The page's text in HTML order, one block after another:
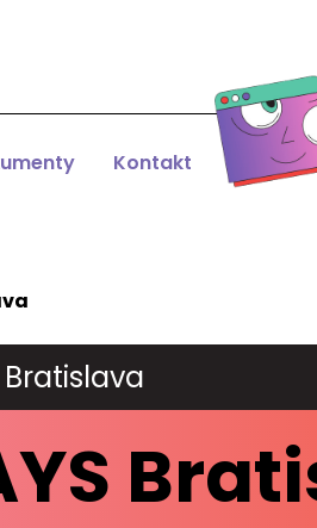
Kontakt